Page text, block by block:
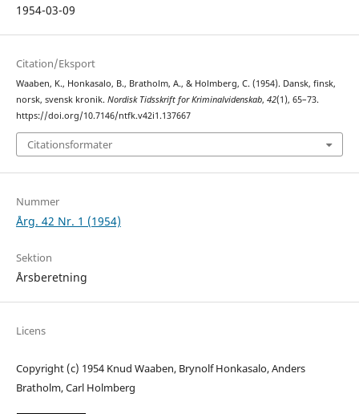
1954-03-09
Citation/Eksport
Waaben, K., Honkasalo, B., Bratholm, A., & Holmberg, C. (1954). Dansk, finsk,
norsk, svensk kronik. Nordisk Tidsskrift for Kriminalvidenskab, 42(1), 65–73.
https://doi.org/10.7146/ntfk.v42i1.137667
Citationsformater
Nummer
Årg. 42 Nr. 1 (1954)
Sektion
Årsberetning
Licens
Copyright (c) 1954 Knud Waaben, Brynolf Honkasalo, Anders
Bratholm, Carl Holmberg